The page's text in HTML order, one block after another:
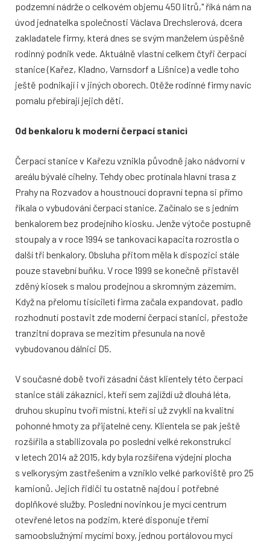
podzemní nádrže o celkovém objemu 450 litrů," říká nám na
úvod jednatelka společnosti Václava Drechslerová, dcera
zakladatele firmy, která dnes se svým manželem úspěšně
rodinný podnik vede. Aktuálně vlastní celkem čtyři čerpací
stanice (Kařez, Kladno, Varnsdorf a Líšnice) a vedle toho
ještě podnikají i v jiných oborech. Otěže rodinné firmy navíc
pomalu přebírají jejich děti.
Od benkaloru k moderní čerpací stanici
Čerpací stanice v Kařezu vznikla původně jako nádvorní v
areálu bývalé cihelny. Tehdy obec protínala hlavní trasa z
Prahy na Rozvadov a houstnoucí dopravní tepna si přímo
říkala o vybudování čerpací stanice. Začínalo se s jedním
benkalorem bez prodejního kiosku. Jenže výtoče postupně
stoupaly a v roce 1994 se tankovací kapacita rozrostla o
další tři benkalory. Obsluha přitom měla k dispozici stále
pouze stavební buňku. V roce 1999 se konečně přistavěl
zděný kiosek s malou prodejnou a skromným zázemím.
Když na přelomu tisíciletí firma začala expandovat, padlo
rozhodnutí postavit zde moderní čerpací stanici, přestože
tranzitní doprava se mezitím přesunula na nově
vybudovanou dálnici D5.
V současné době tvoří zásadní část klientely této čerpací
stanice stálí zákazníci, kteří sem zajíždí už dlouhá léta,
druhou skupinu tvoří místní, kteří si už zvykli na kvalitní
pohonné hmoty za přijatelné ceny. Klientela se pak ještě
rozšířila a stabilizovala po poslední velké rekonstrukci
v letech 2014 až 2015, kdy byla rozšířena výdejní plocha
s velkorysým zastřešením a vzniklo velké parkoviště pro 25
kamionů. Jejich řidiči tu ostatně najdou i potřebné
doplňkové služby. Poslední novinkou je mycí centrum
otevřené letos na podzim, které disponuje třemi
samoobslužnými mycími boxy, jednou portálovou mycí